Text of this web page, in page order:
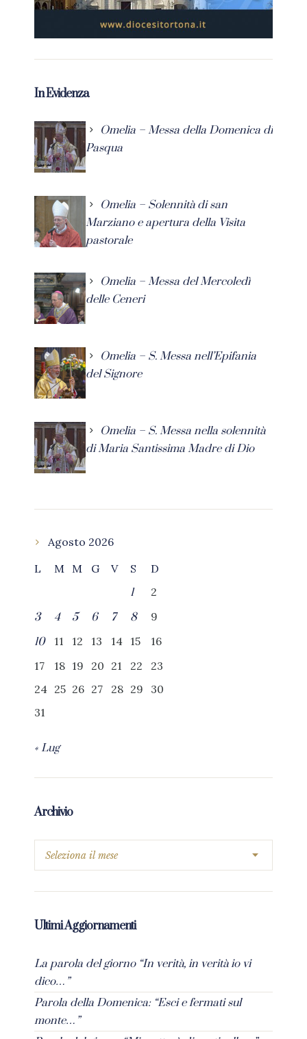
In Evidenza
Omelia – Messa della Domenica di
Pasqua
Omelia – Solennità di san
Marziano e apertura della Visita
pastorale
Omelia – Messa del Mercoledì
delle Ceneri
Omelia – S. Messa nell’Epifania
del Signore
Omelia – S. Messa nella solennità
di Maria Santissima Madre di Dio
Agosto 2026
L
M M G V S
D
1
2
3
4 5 6 7 8
9
10
11 12 13 14 15
16
17
18 19 20 21 22
23
24 25 26 27 28 29
30
31
« Lug
Archivio
Ultimi Aggiornamenti
La parola del giorno “In verità, in verità io vi
dico…”
Parola della Domenica: “Esci e fermati sul
monte…”